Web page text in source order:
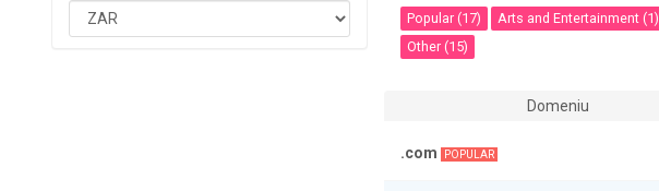
Popular (17) Arts and Entertainment (1)
Other (15)
Domeniu
.com POPULAR